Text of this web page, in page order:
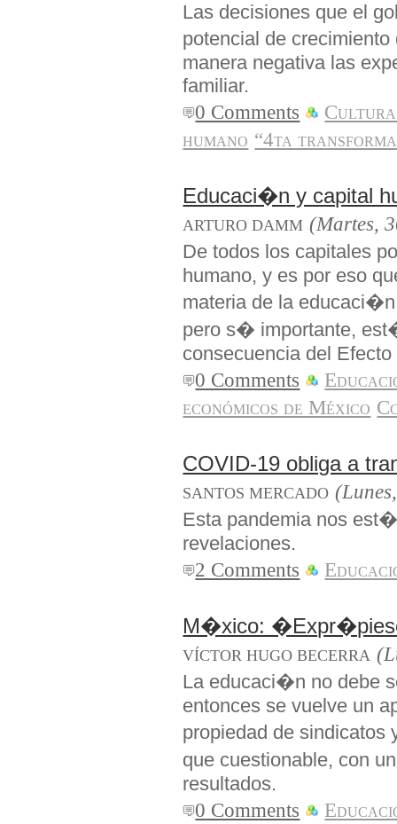
Las decisiones que el
potencial de
manera negativa las
familiar.
0 Comments
Cultura
humano “4ta
Educaci�n y capital
ARTURO DAMM (Martes,
De todos los capitales
humano, y es por eso
materia de la
pero s� importante,
consecuencia del
0 Comments
económicos de México
COVID-19 obliga a
SANTOS MERCADO
Esta pandemia nos
revelaciones.
2 Comments
M�xico:
VÍCTOR HUGO BECERRA
La educaci�n no debe
entonces se vuelve un
propiedad de
que cuestionable, con
resultados.
0 Comments